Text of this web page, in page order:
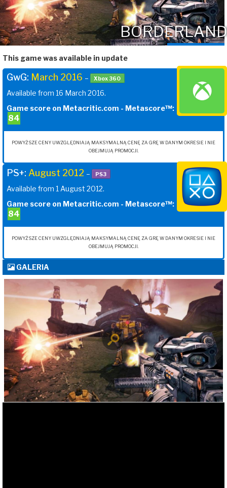
This game was available in update
GwG: March 2016 – Xbox 360
Available from 16 March 2016.
Game score on Metacritic.com - Metascore™:
84
POWYŻSZE CENY UWZGLĘDNIAJĄ MAKSYMALNĄ CENĘ ZA GRĘ W DANYM OKRESIE I NIE
OBEJMUJĄ PROMOCJI.
PS+: August 2012 – PS3
Available from 1 August 2012.
Game score on Metacritic.com - Metascore™:
84
POWYŻSZE CENY UWZGLĘDNIAJĄ MAKSYMALNĄ CENĘ ZA GRĘ W DANYM OKRESIE I NIE
OBEJMUJĄ PROMOCJI.
GALERIA